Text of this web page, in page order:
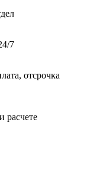
7
отсрочка
расчете